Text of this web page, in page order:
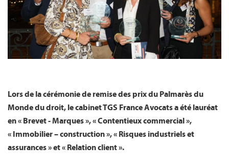
Lors de la cérémonie de remise des prix du Palmarès du
Monde du droit, le cabinet TGS France Avocats a été lauréat
en « Brevet - Marques », « Contentieux commercial »,
« Immobilier – construction », « Risques industriels et
assurances » et « Relation client ».